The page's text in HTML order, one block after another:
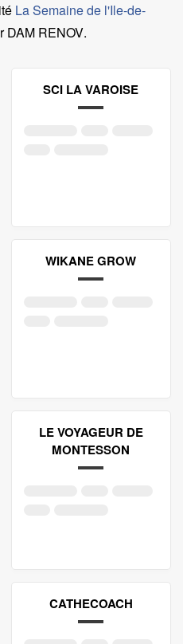
La Semaine de l'Ile-de-
DAM RENOV.
SCI LA VAROISE
WIKANE GROW
LE VOYAGEUR DE
MONTESSON
CATHECOACH